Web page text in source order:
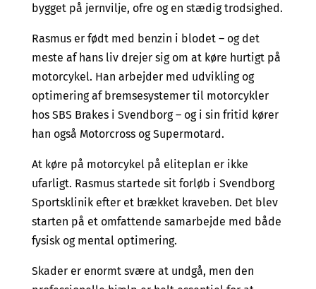
bygget på jernvilje, ofre og en stædig trodsighed.
Rasmus er født med benzin i blodet – og det
meste af hans liv drejer sig om at køre hurtigt på
motorcykel. Han arbejder med udvikling og
optimering af bremsesystemer til motorcykler
hos SBS Brakes i Svendborg – og i sin fritid kører
han også Motorcross og Supermotard.
At køre på motorcykel på eliteplan er ikke
ufarligt. Rasmus startede sit forløb i Svendborg
Sportsklinik efter et brækket kraveben. Det blev
starten på et omfattende samarbejde med både
fysisk og mental optimering.
Skader er enormt svære at undgå, men den